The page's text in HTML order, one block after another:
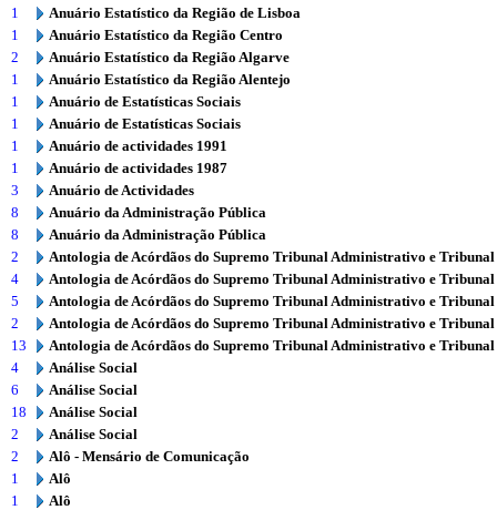
1
Anuário Estatístico da Região de Lisboa
1
Anuário Estatístico da Região Centro
2
Anuário Estatístico da Região Algarve
1
Anuário Estatístico da Região Alentejo
1
Anuário de Estatísticas Sociais
1
Anuário de Estatísticas Sociais
1
Anuário de actividades 1991
1
Anuário de actividades 1987
3
Anuário de Actividades
8
Anuário da Administração Pública
8
Anuário da Administração Pública
2
Antologia de Acórdãos do Supremo Tribunal Administrativo e
4
Antologia de Acórdãos do Supremo Tribunal Administrativo e
5
Antologia de Acórdãos do Supremo Tribunal Administrativo e
2
Antologia de Acórdãos do Supremo Tribunal Administrativo e
13
Antologia de Acórdãos do Supremo Tribunal Administrativo e
4
Análise Social
6
Análise Social
18
Análise Social
2
Análise Social
2
Alô - Mensário de Comunicação
1
Alô
1
Alô